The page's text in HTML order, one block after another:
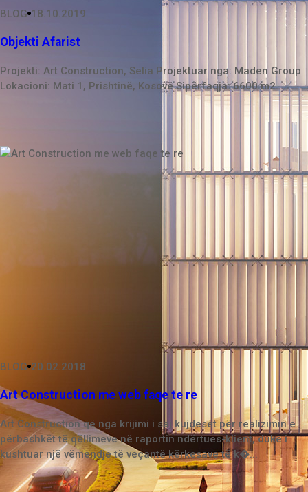
BLOG 18.10.2019
Objekti Afarist
Projekti: Art Construction, Selia Projektuar nga: Maden Group
Lokacioni: Mati 1, Prishtinë, Kosovë Sipërfaqja: 6600 m2...
BLOG 20.02.2018
Art Construction me web faqe te re
Art Construction që nga krijimi i saj kujdeset për realizimin e
përbashkët të qëllimeve në raportin ndërtues-klient, duke i
kushtuar një vëmendje të veçantë kërkesave të k�...